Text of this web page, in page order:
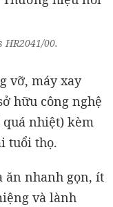
00.
vỡ, máy xay
hữu công nghệ
quá nhiệt) kèm
tuổi thọ.
ăn nhanh gọn, ít
và lành